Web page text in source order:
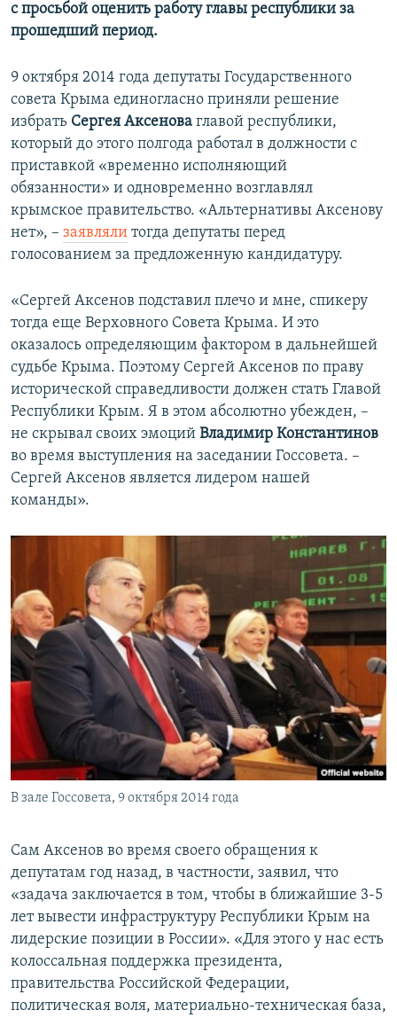
с просьбой оценить работу главы республики за
прошедший период.
9 октября 2014 года депутаты Государственного
совета Крыма единогласно приняли решение
избрать Сергея Аксенова главой республики,
который до этого полгода работал в должности с
приставкой «временно исполняющий
обязанности» и одновременно возглавлял
крымское правительство. «Альтернативы Аксенову
нет», – заявляли тогда депутаты перед
голосованием за предложенную кандидатуру.
«Сергей Аксенов подставил плечо и мне, спикеру
тогда еще Верховного Совета Крыма. И это
оказалось определяющим фактором в дальнейшей
судьбе Крыма. Поэтому Сергей Аксенов по праву
исторической справедливости должен стать Главой
Республики Крым. Я в этом абсолютно убежден, –
не скрывал своих эмоций Владимир Константинов
во время выступления на заседании Госсовета. –
Сергей Аксенов является лидером нашей
команды».
В зале Госсовета, 9 октября 2014 года
Сам Аксенов во время своего обращения к
депутатам год назад, в частности, заявил, что
«задача заключается в том, чтобы в ближайшие 3-5
лет вывести инфраструктуру Республики Крым на
лидерские позиции в России». «Для этого у нас есть
колоссальная поддержка президента,
правительства Российской Федерации,
политическая воля, материально-техническая база,